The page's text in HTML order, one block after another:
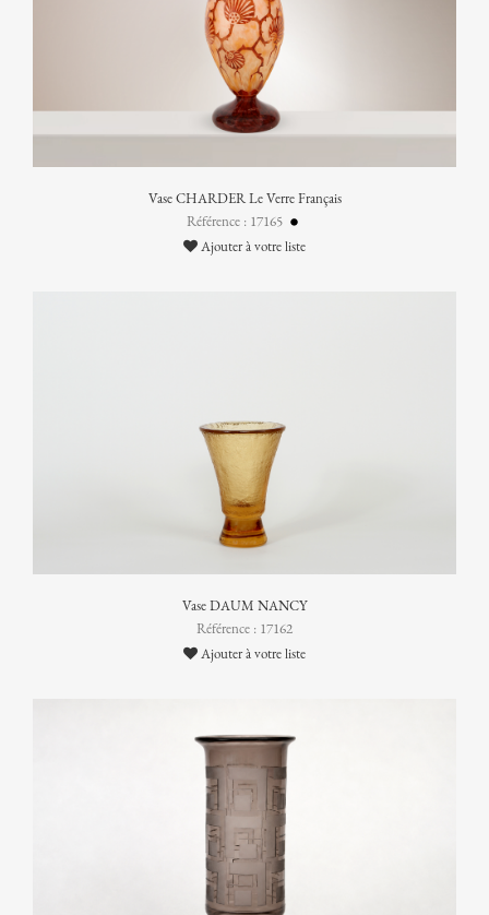
Vase CHARDER Le Verre Français
Référence : 17165
Ajouter à votre liste
Vase DAUM NANCY
Référence : 17162
Ajouter à votre liste